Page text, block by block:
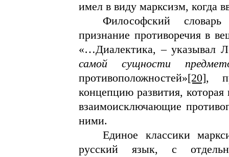
имел в виду марксизм, когда
Философский
признание противоречия в
«…Диалектика, – указывал
самой сущности
противоположностей»[20],
концепцию развития, которая
взаимоисключающие
ними.
Единое классики
русский язык, с